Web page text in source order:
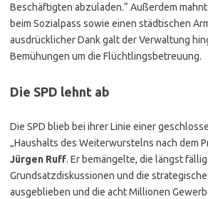
Beschäftigten abzuladen.“ Außerdem
beim Sozialpass sowie einen städtischen
ausdrücklicher Dank galt der Verwaltung
Bemühungen um die Flüchtlingsbetreuung.
Die SPD lehnt ab
Die SPD blieb bei ihrer Linie einer
„Haushalts des Weiterwurstelns nach dem
Jürgen Ruff. Er bemängelte, die längst
Grundsatzdiskussionen und die
ausgeblieben und die acht Millionen